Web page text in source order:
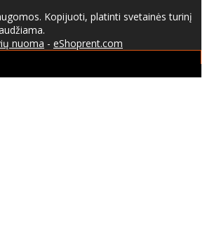
Kopijuoti, platinti svetainės turinį
nuoma - eShoprent.com